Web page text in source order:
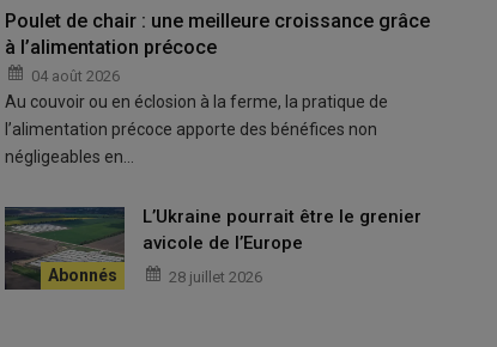
très
je n’ai pas hésité entre les panneaux pad cooling et la
: les bons gestes pour entretenir son matériel
Poulet de chair : une meilleure croissance grâce
à l’alimentation précoce
04 août 2026
Au couvoir ou en éclosion à la ferme, la pratique de
l’alimentation précoce apporte des bénéfices non
négligeables en…
L’Ukraine pourrait être le grenier
avicole de l’Europe
28 juillet 2026